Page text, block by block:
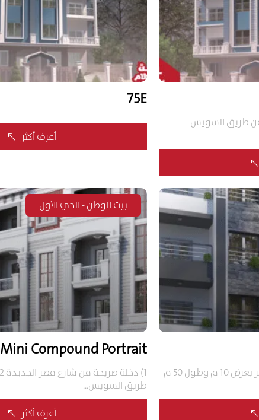
زون 2)خطوات من طريق السويس
%
75E
أعرف أكثر %
1) يطل على شارع 28 م 2)ناصية ممر بعرض 10 م وطول 50 م
%
بيت الوطن - الحي الأول
Mini Compound Portrait
طريق السويس...
أعرف أكثر %